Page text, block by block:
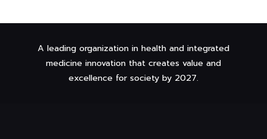
A leading organization in health and integrated
medicine innovation that creates value and
excellence for society by 2027.